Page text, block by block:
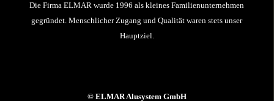
Die Firma ELMAR wurde 1996 als kleines Familienunternehmen
gegründet. Menschlicher Zugang und Qualität waren stets unser
Hauptziel.
© ELMAR Alusystem GmbH